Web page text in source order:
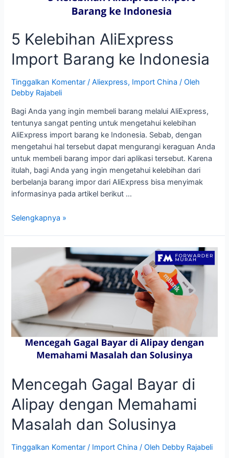
5 Kelebihan AliExpress
Import Barang ke Indonesia
Tinggalkan Komentar /Aliexpress, Import China / Oleh
Debby Rajabeli
Bagi Anda yang ingin membeli barang melalui AliExpress,
tentunya sangat penting untuk mengetahui kelebihan
AliExpress import barang ke Indonesia. Sebab, dengan
mengetahui hal tersebut dapat mengurangi keraguan Anda
untuk membeli barang impor dari aplikasi tersebut. Karena
itulah, bagi Anda yang ingin mengetahui kelebihan dari
berbelanja barang impor dari AliExpress bisa menyimak
informasinya pada artikel berikut …
5
Barang
Indonesia
Selengkapnya »
Mencegah Gagal Bayar di
Alipay dengan Memahami
Masalah dan Solusinya
Tinggalkan Komentar / Import China / Oleh Debby Rajabeli